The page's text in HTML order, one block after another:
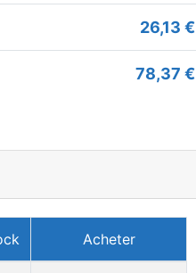
26,13 €
78,37 €
Acheter